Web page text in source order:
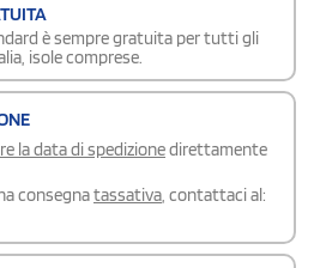
è sempre gratuita per tutti gli
isole comprese.
la data di spedizionedirettamente
consegnatassativa, contattaci al: